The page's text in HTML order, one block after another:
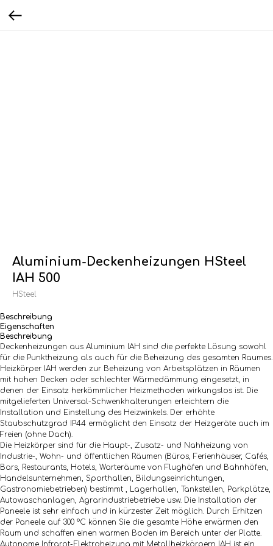
Aluminium-Deckenheizungen HSteel
IAH 500
HSteel
Beschreibung
Eigenschaften
Beschreibung
Deckenheizungen aus Aluminium IAH sind die perfekte Lösung sowohl
für die Punktheizung als auch für die Beheizung des gesamten Raumes.
Heizkörper IAH werden zur Beheizung von Arbeitsplätzen in Räumen
mit hohen Decken oder schlechter Wärmedämmung eingesetzt, in
denen der Einsatz herkömmlicher Heizmethoden wirkungslos ist. Die
mitgelieferten Universal-Schwenkhalterungen erleichtern die
Installation und Einstellung des Heizwinkels. Der erhöhte
Staubschutzgrad IP44 ermöglicht den Einsatz der Heizgeräte auch im
Freien (ohne Dach).
Die Heizkörper sind für die Haupt-, Zusatz- und Nahheizung von
Industrie-, Wohn- und öffentlichen Räumen (Büros, Ferienhäuser, Cafés,
Bars, Restaurants, Hotels, Warteräume von Flughäfen und Bahnhöfen,
Handelsunternehmen, Sporthallen, Bildungseinrichtungen,
Gastronomiebetrieben) bestimmt , Lagerhallen, Tankstellen, Parkplätze,
Autowaschanlagen, Agrarindustriebetriebe usw. Die Installation der
Paneele ist sehr einfach und in kürzester Zeit möglich. Durch Erhitzen
der Paneele auf 300 °C können Sie die gesamte Höhe erwärmen den
Raum und schaffen einen warmen Boden im Bereich unter der Platte.
Autonome Infrarot-Elektroheizung mit Metallheizkörpern IAH ist ein